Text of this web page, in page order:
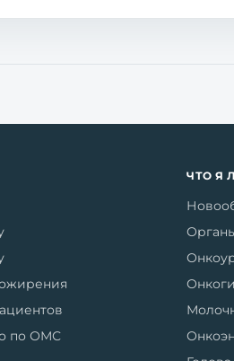
по ОМС
ЧТО Я